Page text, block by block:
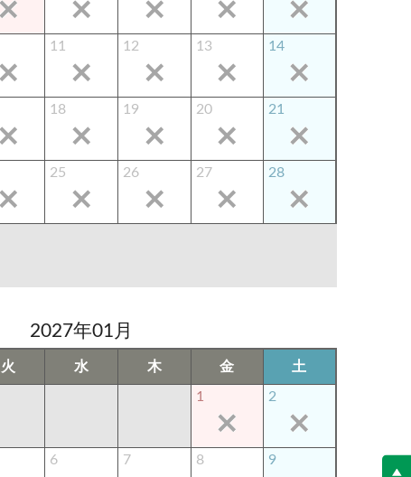
11 12 13 14
18 19 20 21
25 26 27 28
2027年01月
火 水 木 金 土
1 2
6 7 8 9